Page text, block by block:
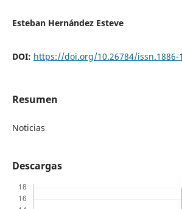
Esteban Hernández Esteve
DOI: https://doi.org/10.26784/issn.1886-
Resumen
Noticias
Descargas